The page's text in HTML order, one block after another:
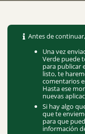
Antes de
Una vez
Verde puede
para publicar
listo, te
comentarios
Hasta ese
nuevas
Si hay algo
que te
para que
información